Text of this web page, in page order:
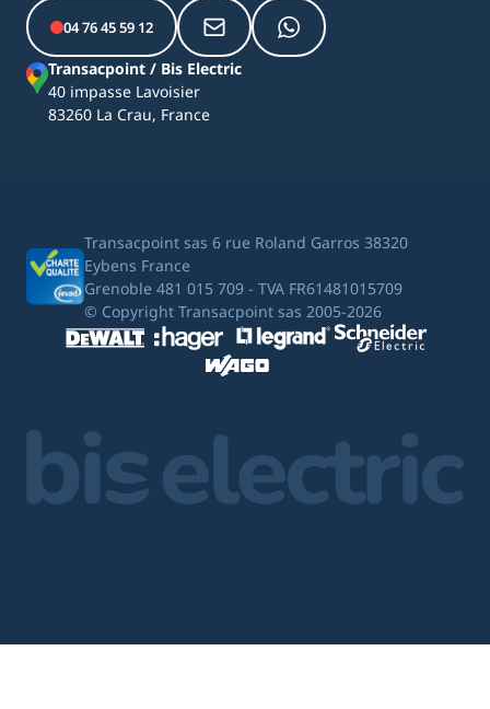
04 76 45 59 12
Transacpoint / Bis Electric
40 impasse Lavoisier
83260 La Crau, France
Transacpoint sas 6 rue Roland Garros 38320
Eybens France
Grenoble 481 015 709 - TVA FR61481015709
© Copyright Transacpoint sas 2005-2026